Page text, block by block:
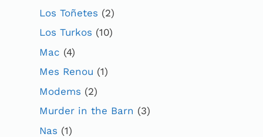
Los Toñetes (2)
Los Turkos (10)
Mac (4)
Mes Renou (1)
Modems (2)
Murder in the Barn (3)
Nas (1)